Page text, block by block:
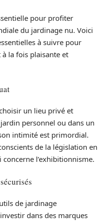
pour profiter
du jardinage nu. Voici
à suivre pour
à la fois plaisante et
un lieu privé et
personnel ou dans un
intimité est primordial.
de la législation en
l’exhibitionnisme.
de jardinage
dans des marques